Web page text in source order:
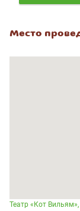
Место
Театр «Кот